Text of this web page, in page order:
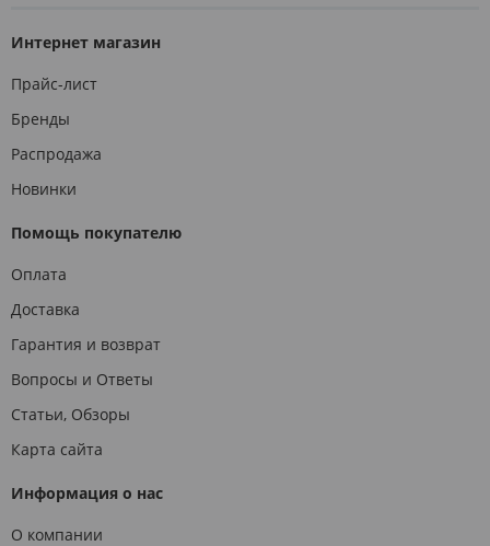
Интернет магазин
Прайс-лист
Бренды
Распродажа
Новинки
Помощь покупателю
Оплата
Доставка
Гарантия и возврат
Вопросы и Ответы
Статьи, Обзоры
Карта сайта
Информация о нас
О компании